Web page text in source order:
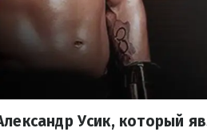
Усик, который